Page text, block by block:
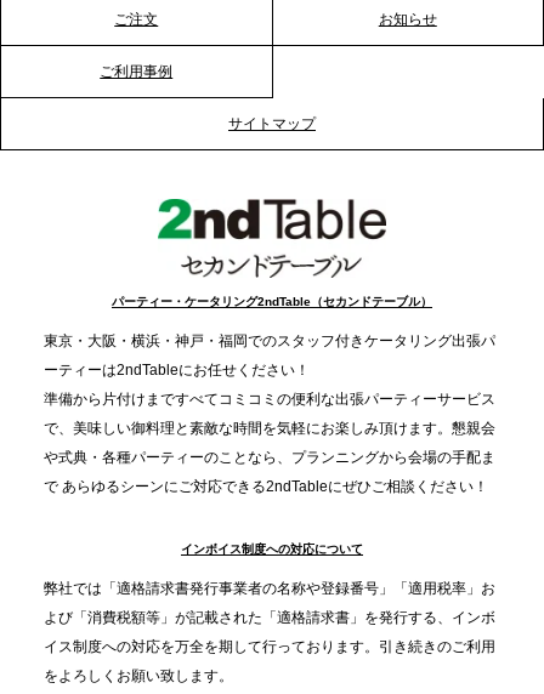
ーションを活性化
2025.12.12
事提供を実施へ
TBS「Nスタ」で、2ndTable「1DISH」が紹介され
ました
2025.11.21
プレスリリースのご案内｜忘年会は“移動時間ゼロ
分”の時代へ。法人注文が前年比5倍に伸びた「宅配
オードブル」が提案する、新しい乾杯文化
プレスリリースのご案内｜職場で完結する“忘年会・
納会ケータリング”が人気。幹事負担を軽減し、社内
コミュニケーションを促進
ご注文 お知らせ
ご利用事例
サイトマップ
パーティー・ケータリング2ndTable（セカンドテーブル）
東京・大阪・横浜・神戸・福岡でのスタッフ付きケータリング出張パ
ーティーは2ndTableにお任せください！
準備から片付けまですべてコミコミの便利な出張パーティーサービス
で、美味しい御料理と素敵な時間を気軽にお楽しみ頂けます。懇親会
や式典・各種パーティーのことなら、プランニングから会場の手配ま
で あらゆるシーンにご対応できる2ndTableにぜひご相談ください！
インボイス制度への対応について
弊社では「適格請求書発行事業者の名称や登録番号」「適用税率」お
よび「消費税額等」が記載された「適格請求書」を発行する、インボ
イス制度への対応を万全を期して行っております。引き続きのご利用
をよろしくお願い致します。